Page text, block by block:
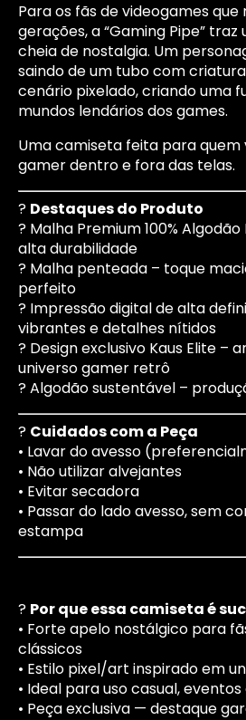
Para os fãs de videogames
gerações, a “Gaming Pipe”
cheia de nostalgia. Um
saindo de um tubo com
cenário pixelado, criando uma
mundos lendários dos games.
Uma camiseta feita para quem
gamer dentro e fora das telas.
? Destaques do Produto
? Malha Premium 100%
alta durabilidade
? Malha penteada – toque
perfeito
? Impressão digital de alta
vibrantes e detalhes nítidos
? Design exclusivo Kaus Elite –
universo gamer retrô
? Algodão sustentável –
? Cuidados com a Peça
• Lavar do avesso
• Não utilizar alvejantes
• Evitar secadora
• Passar do lado avesso, sem
estampa
? Por que essa camiseta é
• Forte apelo nostálgico para
clássicos
• Estilo pixel/art inspirado em
• Ideal para uso casual,
• Peça exclusiva — destaque